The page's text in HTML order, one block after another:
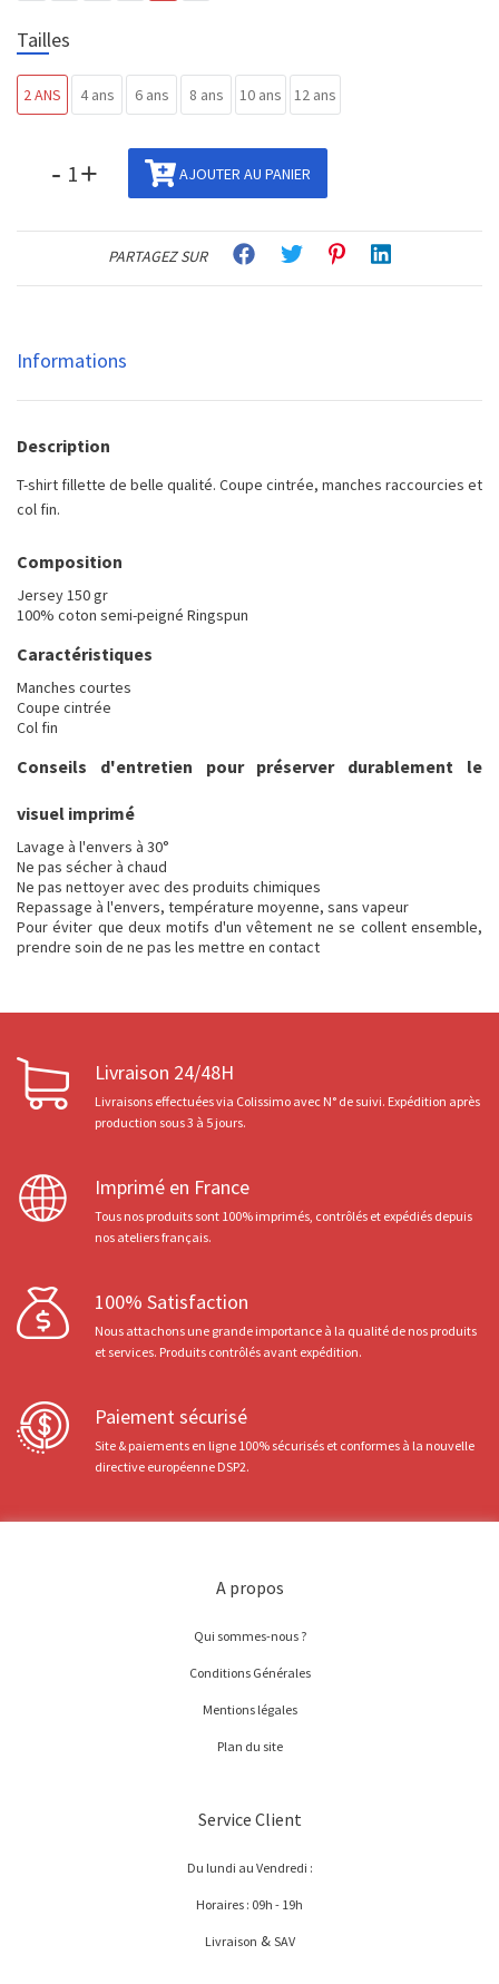
Tailles
2 ANS 4 ans 6 ans 8 ans 10 ans 12 ans
- + AJOUTER AU PANIER
PARTAGEZ SUR
Informations
Description
T-shirt fillette de belle qualité. Coupe cintrée, manches raccourcies et
col fin.
Composition
Jersey 150 gr
100% coton semi-peigné Ringspun
Caractéristiques
Manches courtes
Coupe cintrée
Col fin
Conseils d'entretien pour préserver durablement le
visuel imprimé
Lavage à l'envers à 30°
Ne pas sécher à chaud
Ne pas nettoyer avec des produits chimiques
Repassage à l'envers, température moyenne, sans vapeur
Pour éviter que deux motifs d'un vêtement ne se collent ensemble,
prendre soin de ne pas les mettre en contact
Livraison 24/48H
Livraisons effectuées via Colissimo avec N° de suivi. Expédition après
production sous 3 à 5 jours.
Imprimé en France
Tous nos produits sont 100% imprimés, contrôlés et expédiés depuis
nos ateliers français.
100% Satisfaction
Nous attachons une grande importance à la qualité de nos produits
et services. Produits contrôlés avant expédition.
Paiement sécurisé
Site & paiements en ligne 100% sécurisés et conformes à la nouvelle
directive européenne DSP2.
A propos
Qui sommes-nous ?
Conditions Générales
Mentions légales
Plan du site
Service Client
Du lundi au Vendredi :
Horaires : 09h - 19h
Livraison & SAV